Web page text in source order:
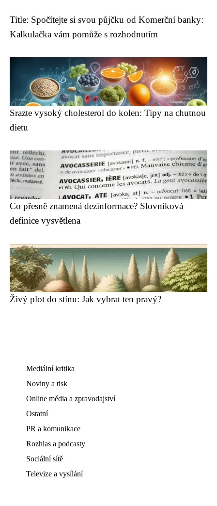
Title: Spočítejte si svou půjčku od Komerční banky:
Kalkulačka vám pomůže s rozhodnutím
Srazte vysoký cholesterol do kolen: Tipy na chutnou
dietu
Co přesně znamená dezinformace? Slovníková
definice vysvětlena
Živý plot do stínu: Jak vybrat ten pravý?
Mediální kritika
Noviny a tisk
Online média a zpravodajství
Ostatní
PR a komunikace
Rozhlas a podcasty
Sociální sítě
Televize a vysílání